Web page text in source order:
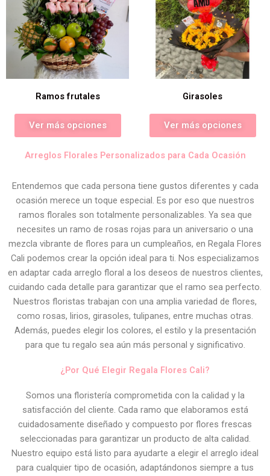
Ramos frutales
Ver más opciones
Girasoles
Ver más opciones
Arreglos Florales Personalizados para Cada Ocasión
Entendemos que cada persona tiene gustos diferentes y cada
ocasión merece un toque especial. Es por eso que nuestros
ramos florales son totalmente personalizables. Ya sea que
necesites un ramo de rosas rojas para un aniversario o una
mezcla vibrante de flores para un cumpleaños, en Regala Flores
Cali podemos crear la opción ideal para ti. Nos especializamos
en adaptar cada arreglo floral a los deseos de nuestros clientes,
cuidando cada detalle para garantizar que el ramo sea perfecto.
Nuestros floristas trabajan con una amplia variedad de flores,
como rosas, lirios, girasoles, tulipanes, entre muchas otras.
Además, puedes elegir los colores, el estilo y la presentación
para que tu regalo sea aún más personal y significativo.
¿Por Qué Elegir Regala Flores Cali?
Somos una floristería comprometida con la calidad y la
satisfacción del cliente. Cada ramo que elaboramos está
cuidadosamente diseñado y compuesto por flores frescas
seleccionadas para garantizar un producto de alta calidad.
Nuestro equipo está listo para ayudarte a elegir el arreglo ideal
para cualquier tipo de ocasión, adaptándonos siempre a tus